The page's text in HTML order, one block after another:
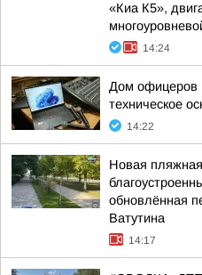
«Киа К5»,
14:24
Дом офицеров
техническое
14:22
Новая
обновлённая
Ватутина
14:17